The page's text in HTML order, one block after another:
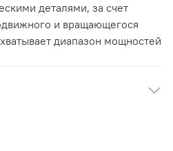
деталями, за счет
и вращающегося
диапазон мощностей